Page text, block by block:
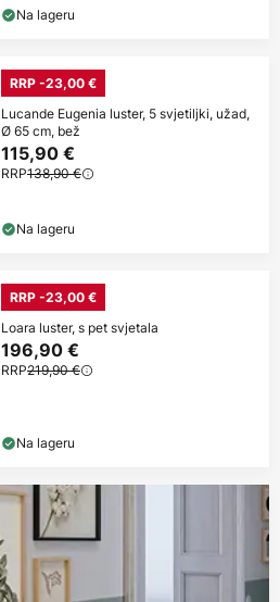
Na lageru
RRP -23,00 €
Lucande Eugenia luster, 5 svjetiljki, užad,
Ø 65 cm, bež
115,90 €
RRP138,90 €
Na lageru
RRP -23,00 €
Loara luster, s pet svjetala
196,90 €
RRP219,90 €
Na lageru